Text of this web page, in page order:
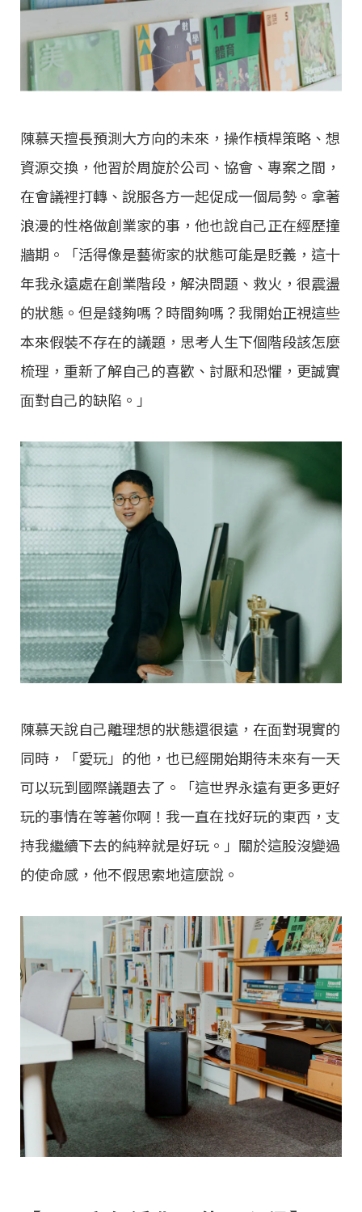
陳慕天擅長預測⼤⽅向的未來，操作槓桿策略、想
資源交換，他習於周旋於公司、協會、專案之間，
在會議裡打轉、說服各⽅⼀起促成⼀個局勢。拿著
浪漫的性格做創業家的事，他也說⾃⼰正在經歷撞
牆期。「活得像是藝術家的狀態可能是貶義，這⼗
年我永遠處在創業階段，解決問題、救火，很震盪
的狀態。但是錢夠嗎？時間夠嗎？我開始正視這些
本來假裝不存在的議題，思考⼈⽣下個階段該怎麼
梳理，重新了解⾃⼰的喜歡、討厭和恐懼，更誠實
⾯對⾃⼰的缺陷。」
陳慕天說⾃⼰離理想的狀態還很遠，在⾯對現實的
同時，「愛玩」的他，也已經開始期待未來有⼀天
可以玩到國際議題去了。「這世界永遠有更多更好
玩的事情在等著你啊！我⼀直在找好玩的東⻄，⽀
持我繼續下去的純粹就是好玩。」關於這股沒變過
的使命感，他不假思索地這麼說。